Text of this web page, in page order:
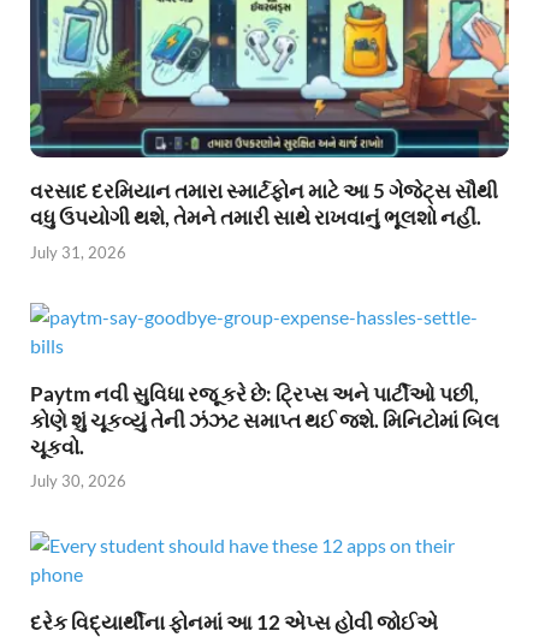
વરસાદ દરમિયાન તમારા સ્માર્ટફોન માટે આ 5 ગેજેટ્સ સૌથી
વધુ ઉપયોગી થશે, તેમને તમારી સાથે રાખવાનું ભૂલશો નહીં.
July 31, 2026
Paytm નવી સુવિધા રજૂ કરે છે: ટ્રિપ્સ અને પાર્ટીઓ પછી,
કોણે શું ચૂકવ્યું તેની ઝંઝટ સમાપ્ત થઈ જશે. મિનિટોમાં બિલ
ચૂકવો.
July 30, 2026
દરેક વિદ્યાર્થીના ફોનમાં આ 12 એપ્સ હોવી જોઈએ